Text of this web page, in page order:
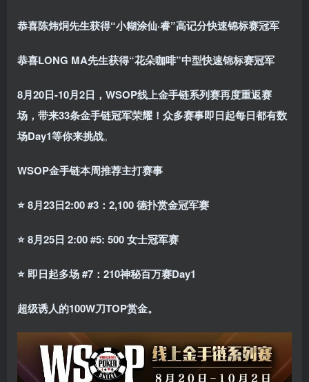
恭喜陈炜烔先生获得“小糊涂仙·睿”高记分快速锦标赛冠军
恭喜LONG MA先生获得“花朵咖啡”中型快速锦标赛冠军
8月20日-10月2日， WSOP线上金手链系列赛再度重返赛
场 ，带来33条金手链冠军荣耀！众多赛事即日起每日都有数
场Day1等你来挑战。
WSOP金手链本周推荐主打赛事
⭐ 8月23日2:00 #3：2,100 德扑赏金冠军赛
⭐ 8月25日 2:00 #5: 500 女士冠军赛
⭐ 即日起多场 #7：210神秘百万赛Day1
超级诱人的100W刀TOP赏金。